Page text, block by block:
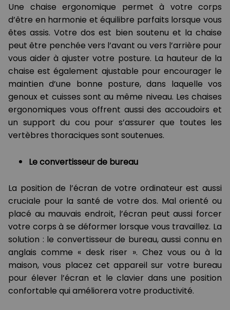
Une chaise ergonomique permet à votre corps
d’être en harmonie et équilibre parfaits lorsque vous
êtes assis. Votre dos est bien soutenu et la chaise
peut être penchée vers l’avant ou vers l’arrière pour
vous aider à ajuster votre posture. La hauteur de la
chaise est également ajustable pour encourager le
maintien d’une bonne posture, dans laquelle vos
genoux et cuisses sont au même niveau. Les chaises
ergonomiques vous offrent aussi des accoudoirs et
un support du cou pour s’assurer que toutes les
vertèbres thoraciques sont soutenues.
Leconvertisseurde bureau
La position de l’écran de votre ordinateur est aussi
cruciale pour la santé de votre dos. Mal orienté ou
placé au mauvais endroit, l’écran peut aussi forcer
votre corps à se déformer lorsque vous travaillez. La
solution : le convertisseur de bureau, aussi connu en
anglais comme « desk riser ». Chez vous ou à la
maison, vous placez cet appareil sur votre bureau
pour élever l’écran et le clavier dans une position
confortable qui améliorera votre productivité.